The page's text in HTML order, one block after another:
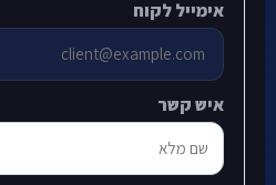
אימייל לקוח
איש קשר